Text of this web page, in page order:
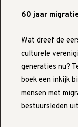
60 jaar
Wat dreef de
culturele
generaties nu?
boek een inkijk
mensen met
bestuursleden